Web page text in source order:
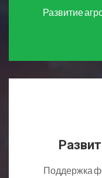
Развитие
Поддержка